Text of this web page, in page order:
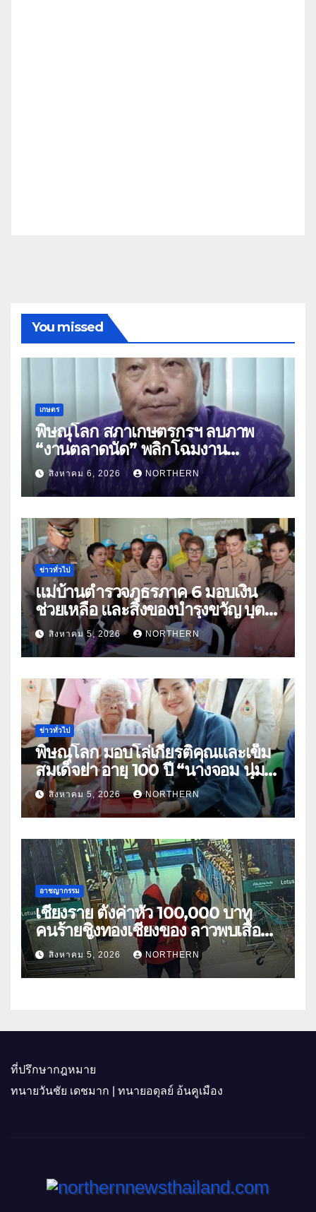
You missed
เกษตร
พิษณุโลก สภาเกษตรกรฯ ลบภาพ
“งานตลาดนัด” พลิกโฉมงาน
“เกษตรรุ่งเรืองเมืองสองแคว 69” มุ่ง
ประโยชน์เกษตรกร ดึงนวัตกรรม-จับ
คู่ธุรกิจดันสินค้าเกษตรสู่สากล (คลิป)
สิงหาคม 6, 2026 NORTHERN
ข่าวทั่วไป
แม่บ้านตำรวจภูธรภาค 6 มอบเงิน
ช่วยเหลือ และสิ่งของบำรุงขวัญ บุตร-
ธิดา ข้าราชการตำรวจจังหวัด
อุทัยธานี
สิงหาคม 5, 2026 NORTHERN
ข่าวทั่วไป
พิษณุโลก มอบโล่เกียรติคุณและเข็ม
สมเด็จย่า อายุ 100 ปี “นางจอม นุ่ม
เนตร” ตำบลบ้านกร่าง อำเภอเมือง
สิงหาคม 5, 2026 NORTHERN
อาชญากรรม
เชียงราย ตั้งค่าหัว 100,000 บาท
คนร้ายชิงทองเชียงของ ลาวพบเสื้อผ้า
คนร้ายตั้งจุดตรวจตามเส้นทาง
สิงหาคม 5, 2026 NORTHERN
ที่ปรึกษากฎหมาย
ทนายวันชัย เดชมาก | ทนายอดุลย์ อ้นคูเมือง